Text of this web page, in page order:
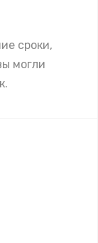
сроки,
могли